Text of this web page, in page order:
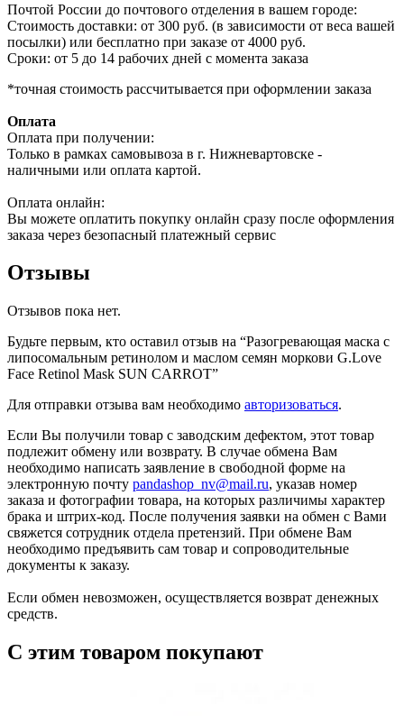
Почтой России до почтового отделения в вашем городе:
Стоимость доставки: от 300 руб. (в зависимости от веса вашей
посылки) или бесплатно при заказе от 4000 руб.
Сроки: от 5 до 14 рабочих дней с момента заказа
*точная стоимость рассчитывается при оформлении заказа
Оплата
Оплата при получении:
Только в рамках самовывоза в г. Нижневартовске -
наличными или оплата картой.
Оплата онлайн:
Вы можете оплатить покупку онлайн сразу после оформления
заказа через безопасный платежный сервис
Отзывы
Отзывов пока нет.
Будьте первым, кто оставил отзыв на “Разогревающая маска с
липосомальным ретинолом и маслом семян моркови G.Love
Face Retinol Mask SUN CARROT”
Для отправки отзыва вам необходимо авторизоваться.
Если Вы получили товар с заводским дефектом, этот товар
подлежит обмену или возврату. В случае обмена Вам
необходимо написать заявление в свободной форме на
электронную почту pandashop_nv@mail.ru, указав номер
заказа и фотографии товара, на которых различимы характер
брака и штрих-код. После получения заявки на обмен с Вами
свяжется сотрудник отдела претензий. При обмене Вам
необходимо предъявить сам товар и сопроводительные
документы к заказу.
Если обмен невозможен, осуществляется возврат денежных
средств.
С этим товаром покупают